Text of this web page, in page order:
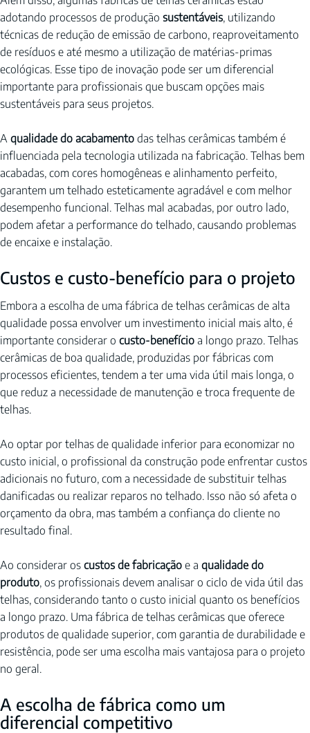
adotando processos de produção sustentáveis, utilizando
técnicas de redução de emissão de carbono, reaproveitamento
de resíduos e até mesmo a utilização de matérias-primas
ecológicas. Esse tipo de inovação pode ser um diferencial
importante para profissionais que buscam opções mais
sustentáveis para seus projetos.
A qualidade do acabamento das telhas cerâmicas também é
influenciada pela tecnologia utilizada na fabricação. Telhas bem
acabadas, com cores homogêneas e alinhamento perfeito,
garantem um telhado esteticamente agradável e com melhor
desempenho funcional. Telhas mal acabadas, por outro lado,
podem afetar a performance do telhado, causando problemas
de encaixe e instalação.
Custos e custo-benefício para o projeto
Embora a escolha de uma fábrica de telhas cerâmicas de alta
qualidade possa envolver um investimento inicial mais alto, é
importante considerar o custo-benefício a longo prazo. Telhas
cerâmicas de boa qualidade, produzidas por fábricas com
processos eficientes, tendem a ter uma vida útil mais longa, o
que reduz a necessidade de manutenção e troca frequente de
telhas.
Ao optar por telhas de qualidade inferior para economizar no
custo inicial, o profissional da construção pode enfrentar custos
adicionais no futuro, com a necessidade de substituir telhas
danificadas ou realizar reparos no telhado. Isso não só afeta o
orçamento da obra, mas também a confiança do cliente no
resultado final.
Ao considerar os custos de fabricação e a qualidade do
produto, os profissionais devem analisar o ciclo de vida útil das
telhas, considerando tanto o custo inicial quanto os benefícios
a longo prazo. Uma fábrica de telhas cerâmicas que oferece
produtos de qualidade superior, com garantia de durabilidade e
resistência, pode ser uma escolha mais vantajosa para o projeto
no geral.
A escolha de fábrica como um
diferencial competitivo